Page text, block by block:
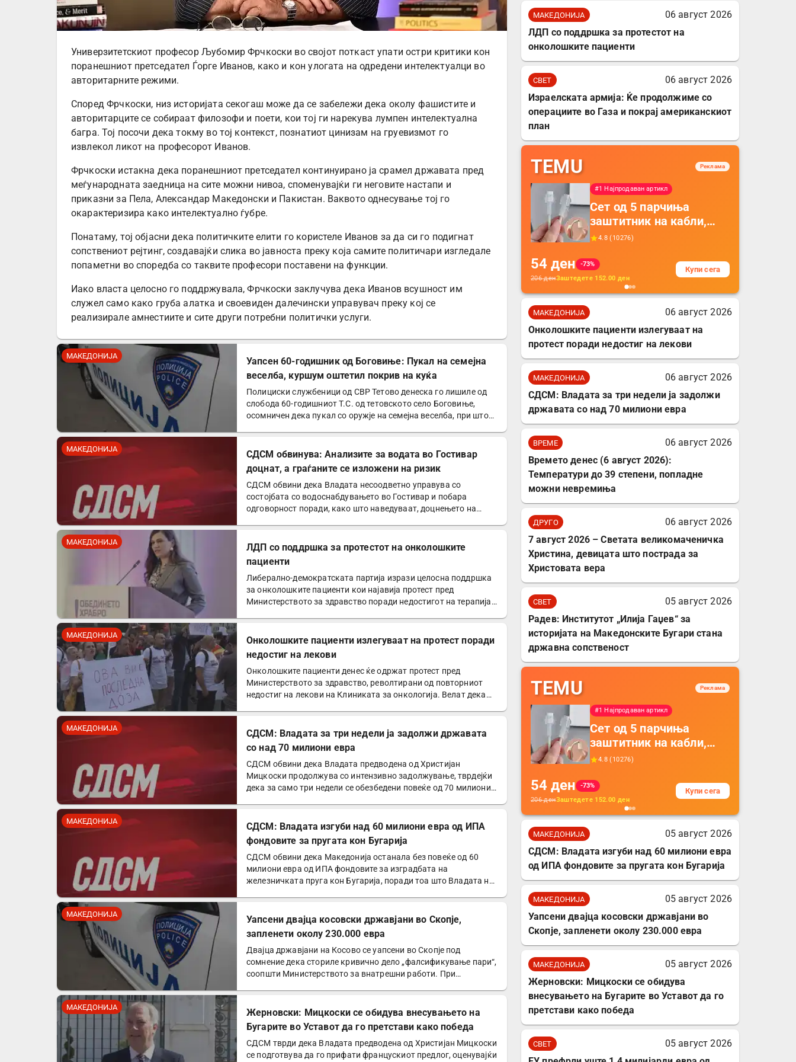
Универзитетскиот професор Љубомир Фрчкоски во својот поткаст упати остри критики кон
поранешниот претседател Ѓорге Иванов, како и кон улогата на одредени интелектуалци во
авторитарните режими.
Според Фрчкоски, низ историјата секогаш може да се забележи дека околу фашистите и
авторитарците се собираат филозофи и поети, кои тој ги нарекува лумпен интелектуална
багра. Тој посочи дека токму во тој контекст, познатиот цинизам на груевизмот го
извлекол ликот на професорот Иванов.
Фрчкоски истакна дека поранешниот претседател континуирано ја срамел државата пред
меѓународната заедница на сите можни нивоа, споменувајќи ги неговите настапи и
приказни за Пела, Александар Македонски и Пакистан. Ваквото однесување тој го
окарактеризира како интелектуално ѓубре.
Понатаму, тој објасни дека политичките елити го користеле Иванов за да си го подигнат
сопствениот рејтинг, создавајќи слика во јавноста преку која самите политичари изгледале
попаметни во споредба со таквите професори поставени на функции.
Иако власта целосно го поддржувала, Фрчкоски заклучува дека Иванов всушност им
служел само како груба алатка и своевиден далечински управувач преку кој се
реализирале амнестиите и сите други потребни политички услуги.
МАКЕДОНИЈА
Уапсен 60-годишник од Боговиње: Пукал на семејна
веселба, куршум оштетил покрив на куќа
Полициски службеници од СВР Тетово денеска го лишиле од
слобода 60-годишниот Т.С. од тетовското село Боговиње,
осомничен дека пукал со оружје на семејна веселба, при што…
МАКЕДОНИЈА
СДСМ обвинува: Анализите за водата во Гостивар
доцнат, а граѓаните се изложени на ризик
СДСМ обвини дека Владата несоодветно управува со
состојбата со водоснабдувањето во Гостивар и побара
одговорност поради, како што наведуваат, доцнењето на
МАКЕДОНИЈА
ЛДП со поддршка за протестот на онколошките
пациенти
Либерално-демократската партија изрази целосна поддршка
за онколошките пациенти кои најавија протест пред
Министерството за здравство поради недостигот на терапија.
МАКЕДОНИЈА
Онколошките пациенти излегуваат на протест поради
недостиг на лекови
Онколошките пациенти денес ќе одржат протест пред
Министерството за здравство, револтирани од повторниот
недостиг на лекови на Клиниката за онкологија. Велат дека
МАКЕДОНИЈА
СДСМ: Владата за три недели ја задолжи државата
со над 70 милиони евра
СДСМ обвини дека Владата предводена од Христијан
Мицкоски продолжува со интензивно задолжување, тврдејќи
дека за само три недели се обезбедени повеќе од 70 милиони
МАКЕДОНИЈА
СДСМ: Владата изгуби над 60 милиони евра од ИПА
фондовите за пругата кон Бугарија
СДСМ обвини дека Македонија останала без повеќе од 60
милиони евра од ИПА фондовите за изградбата на
железничката пруга кон Бугарија, поради тоа што Владата не
МАКЕДОНИЈА
Уапсени двајца косовски државјани во Скопје,
запленети околу 230.000 евра
Двајца државјани на Косово се уапсени во Скопје под
сомнение дека сториле кривично дело „фалсификување пари“,
соопшти Министерството за внатрешни работи. При
МАКЕДОНИЈА
Жерновски: Мицкоски се обидува внесувањето на
Бугарите во Уставот да го претстави како победа
СДСМ тврди дека Владата предводена од Христијан Мицкоски
се подготвува да го прифати францускиот предлог, оценувајќи
МАКЕДОНИЈА
06 август 2026
ЛДП со поддршка за протестот на
онколошките пациенти
СВЕТ
06 август 2026
Израелската армија: Ќе продолжиме со
операциите во Газа и покрај американскиот
план
TEMU Реклама
#1 Најпродаван артикл
Сет од 5 парчиња
заштитник на кабли,
прекривка за заштита
додатоци за заштита на
кабли, без батерија, за
мобилни телефони,
комплет за заштита на
4.8 (10276)
54 ден
-73%
206денЗаштедете 152.00 ден
Купи сега
МАКЕДОНИЈА
06 август 2026
Онколошките пациенти излегуваат на
протест поради недостиг на лекови
МАКЕДОНИЈА
06 август 2026
СДСМ: Владата за три недели ја задолжи
државата со над 70 милиони евра
ВРЕМЕ
06 август 2026
Времето денес (6 август 2026):
Температури до 39 степени, попладне
можни невремиња
ДРУГО
06 август 2026
7 август 2026 – Светата великомаченичка
Христина, девицата што пострада за
Христовата вера
СВЕТ
05 август 2026
Радев: Институтот „Илија Гаџев“ за
историјата на Македонските Бугари стана
државна сопственост
TEMU Реклама
#1 Најпродаван артикл
Сет од 5 парчиња
заштитник на кабли,
прекривка за заштита
додатоци за заштита на
кабли, без батерија, за
мобилни телефони,
комплет за заштита на
4.8 (10276)
54 ден
-73%
206денЗаштедете 152.00 ден
Купи сега
МАКЕДОНИЈА
05 август 2026
СДСМ: Владата изгуби над 60 милиони евра
од ИПА фондовите за пругата кон Бугарија
МАКЕДОНИЈА
05 август 2026
Уапсени двајца косовски државјани во
Скопје, запленети околу 230.000 евра
МАКЕДОНИЈА
05 август 2026
Жерновски: Мицкоски се обидува
внесувањето на Бугарите во Уставот да го
претстави како победа
СВЕТ
05 август 2026